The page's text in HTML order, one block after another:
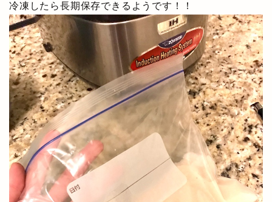
冷凍したら長期保存できるようです！！